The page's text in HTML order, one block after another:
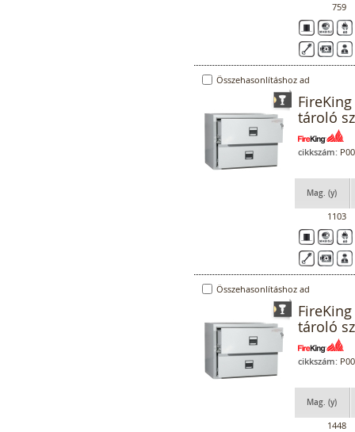
759
Összehasonlításhoz ad
tároló
cikkszám:
Mag. (y)
1103
Összehasonlításhoz ad
tároló
cikkszám:
Mag. (y)
1448